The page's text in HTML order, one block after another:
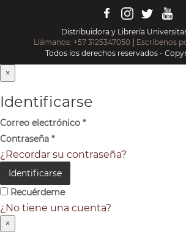
Distribuidora y Librería
Llámanos: +57 3125347050
Escríbenos
Todos los derechos reservados -
×
Identificarse
Correo electrónico *
Contraseña *
¿Recordar su contraseña?
Identificarse
Recuérdeme
¿No tiene una cuenta?
×